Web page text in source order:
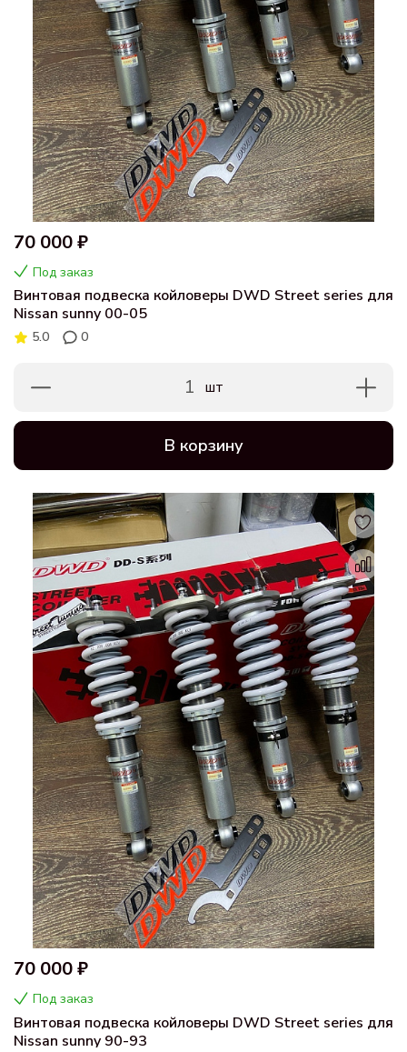
70 000 ₽
Под заказ
Винтовая подвеска койловеры DWD Street series для
Nissan sunny 00-05
5.0 0
1 шт
В корзину
70 000 ₽
Под заказ
Винтовая подвеска койловеры DWD Street series для
Nissan sunny 90-93